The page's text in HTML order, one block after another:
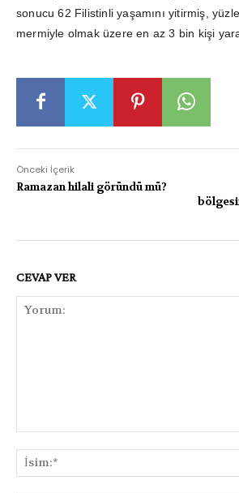
sonucu 62 Filistinli yaşamını yitirmiş,
mermiyle olmak üzere en az 3 bin kişi
Önceki İçerik
Ramazan hilali göründü mü?
CEVAP VER